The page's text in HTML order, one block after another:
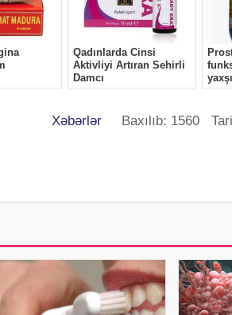
Xəbərlər Baxılıb: 1560